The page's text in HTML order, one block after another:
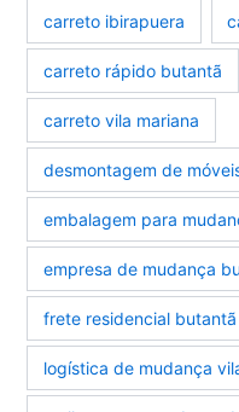
carreto ibirapuera
carreto rápido butantã
carreto vila mariana
desmontagem de
embalagem para
empresa de mudança
frete residencial butantã
logística de mudança